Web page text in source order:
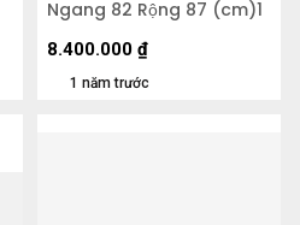
Ngang 82 Rộng 87 (cm)1
1 năm trước
8.400.000 ₫